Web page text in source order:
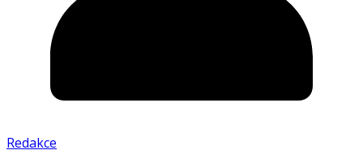
Redakce